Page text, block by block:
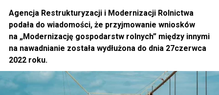
Agencja Restrukturyzacji i Modernizacji Rolnictwa
podała do wiadomości, że przyjmowanie wniosków
na „Modernizację gospodarstw rolnych” między innymi
na nawadnianie została wydłużona do dnia 27czerwca
2022 roku.